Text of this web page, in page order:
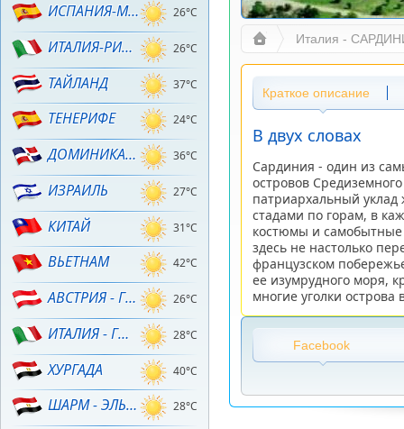
26°C
ИСПАНИЯ-МАЙОРКА
26°C
ИТАЛИЯ-РИМИНИ
37°C
ТАЙЛАНД
24°C
ТЕНЕРИФЕ
36°C
ДОМИНИКАНА
27°C
ИЗРАИЛЬ
31°C
КИТАЙ
42°C
ВЬЕТНАМ
26°C
АВСТРИЯ - ГОРНЫЕ ЛЫЖИ!
28°C
ИТАЛИЯ - ГОРНЫЕ ЛЫЖИ
40°C
ХУРГАДА
28°C
ШАРМ - ЭЛЬ - ШЕЙХ
Италия -
Краткое описание
В двух словах
Сардиния - один из
островов
патриархальный уклад
стадами по горам, в
костюмы и
здесь не настолько
французском
ее изумрудного моря,
многие уголки острова
Facebook